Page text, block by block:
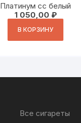
Платинум сс белый
1 050,00 ₽
В КОРЗИНУ
Все сигареты